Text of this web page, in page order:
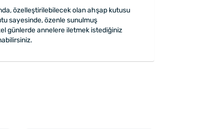
özelleştirilebilecek olan ahşap kutusu
sayesinde, özenle sunulmuş
günlerde annelere iletmek istediğiniz